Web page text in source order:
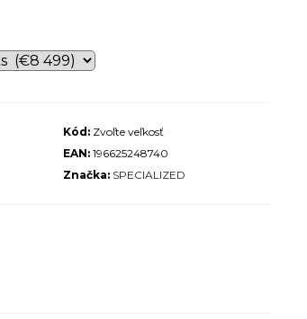
Kód: Zvoľte veľkosť
Značka: SPECIALIZED
EAN: 196625248740